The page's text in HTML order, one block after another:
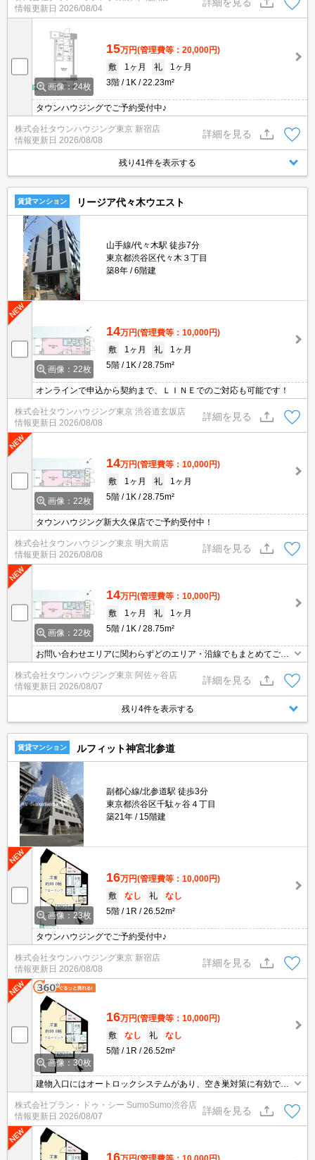
情報更新日 2026/08/04
詳細を見る
画像：24枚
15万円(管理費等：20,000円)
敷
1ヶ月 礼
1ヶ月
3階
1K 22.23m²
タウンハウジングでご予約受付中♪
株式会社タウンハウジング東京 新宿店
情報更新日 2026/08/08
詳細を見る
残り41件を表示する
賃貸マンション リージア代々木ウエスト
山手線/代々木駅 徒歩7分
東京都渋谷区代々木３丁目
築8年
6階建
画像：22枚
14万円(管理費等：10,000円)
敷
1ヶ月 礼
1ヶ月
5階
1K 28.75m²
オンラインで申込から契約まで、ＬＩＮＥでのご対応も可能です！
株式会社タウンハウジング東京 渋谷道玄坂店
情報更新日 2026/08/08
詳細を見る
画像：22枚
14万円(管理費等：10,000円)
敷
1ヶ月 礼
1ヶ月
5階
1K 28.75m²
タウンハウジング新大久保店でご予約受付中！
株式会社タウンハウジング東京 明大前店
情報更新日 2026/08/08
詳細を見る
画像：22枚
14万円(管理費等：10,000円)
敷
1ヶ月 礼
1ヶ月
5階
1K 28.75m²
お問い合わせエリアに関わらずどのエリア・沿線でもまとめてご紹
介可能です！！迷われている場合はますご相談くださいませ。
株式会社タウンハウジング東京 阿佐ヶ谷店
情報更新日 2026/08/07
詳細を見る
残り4件を表示する
賃貸マンション ルフィット神宮北参道
副都心線/北参道駅 徒歩3分
東京都渋谷区千駄ヶ谷４丁目
築21年
15階建
画像：23枚
16万円(管理費等：10,000円)
敷
なし 礼
なし
5階
1R 26.52m²
タウンハウジングでご予約受付中♪
株式会社タウンハウジング東京 新宿店
情報更新日 2026/08/08
詳細を見る
画像：30枚
16万円(管理費等：10,000円)
敷
なし 礼
なし
5階
1R 26.52m²
建物入口にはオートロックシステムがあり、空き巣対策に有効で
す。収納はシューズボックス・クロゼットなど豊富なので、広々と
空間を利用することも可能です。入居後、改めて便利に感じるのは
独立した洗面所の物件。鍵がかかる宅配ボックスに荷物を届けるこ
とで、外に置く置き配よりも安全に荷物を受け取ることができま
す。
株式会社プラン・ドゥ・シー SumoSumo渋谷店
情報更新日 2026/08/07
詳細を見る
16万円(管理費等：10,000円)